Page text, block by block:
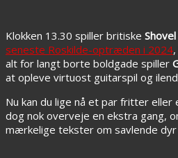
Klokken 13.30 spiller britiske
seneste Roskilde-optræden i 2024
alt for langt borte boldgade spiller
at opleve virtuost guitarspil og
Nu kan du lige nå et par fritter eller
dog nok overveje en ekstra gang,
mærkelige tekster om savlende